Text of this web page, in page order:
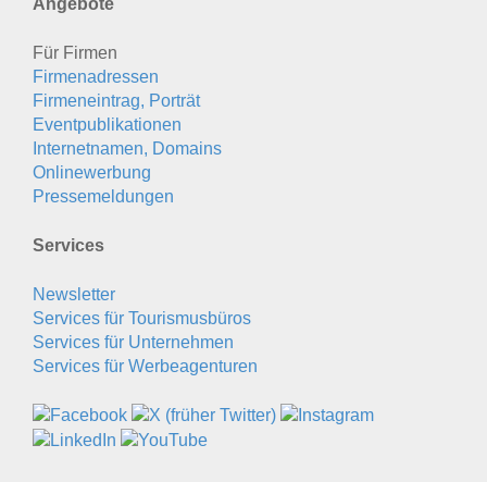
Angebote
Für Firmen
Firmenadressen
Firmeneintrag, Porträt
Eventpublikationen
Internetnamen, Domains
Onlinewerbung
Pressemeldungen
Services
Newsletter
Services für Tourismusbüros
Services für Unternehmen
Services für Werbeagenturen